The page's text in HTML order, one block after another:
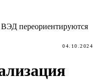
04.10.2024